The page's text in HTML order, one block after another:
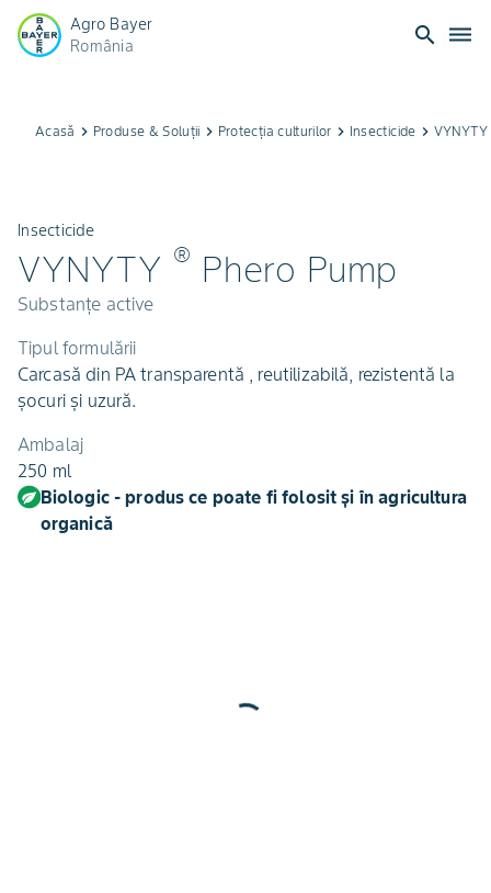
Agro Bayer
România
search dehaze
Acasă keyboard_arrow_right Produse & Soluții keyboard_arrow_right Protecția culturilor keyboard_arrow_right Insecticide keyboard_arrow_right
Insecticide
VYNYTY ® Phero Pump
Substanțe active
Tipul formulării
Carcasă din PA transparentă , reutilizabilă, rezistentă la
șocuri și uzură.
Ambalaj
250 ml
Biologic - produs ce poate fi folosit și în agricultura
organică